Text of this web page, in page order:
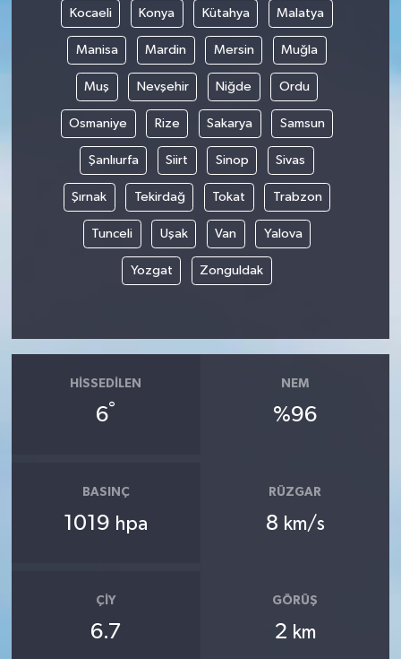
Kocaeli Konya Kütahya Malatya
Manisa Mardin Mersin Muğla
Muş Nevşehir Niğde Ordu
Osmaniye Rize Sakarya Samsun
Şanlıurfa Siirt Sinop Sivas
Şırnak Tekirdağ Tokat Trabzon
Tunceli Uşak Van Yalova
Yozgat Zonguldak
HISSEDILEN
6°
NEM
%96
BASINÇ
1019 hpa
RÜZGAR
8 km/s
ÇIY
6.7
GÖRÜŞ
2 km